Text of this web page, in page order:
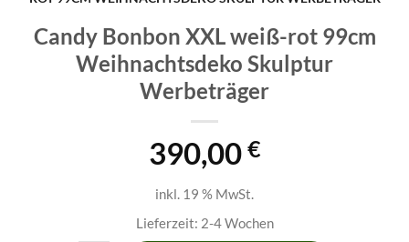
Candy Bonbon XXL weiß-rot 99cm
Weihnachtsdeko Skulptur
Werbeträger
390,00 €
inkl. 19 % MwSt.
Lieferzeit: 2-4 Wochen